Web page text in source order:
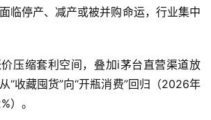
临停产、减产或被并购命运，行业集中
压缩套利空间，叠加i茅台直营渠道放
“收藏囤货”向“开瓶消费”回归（2026年
）。